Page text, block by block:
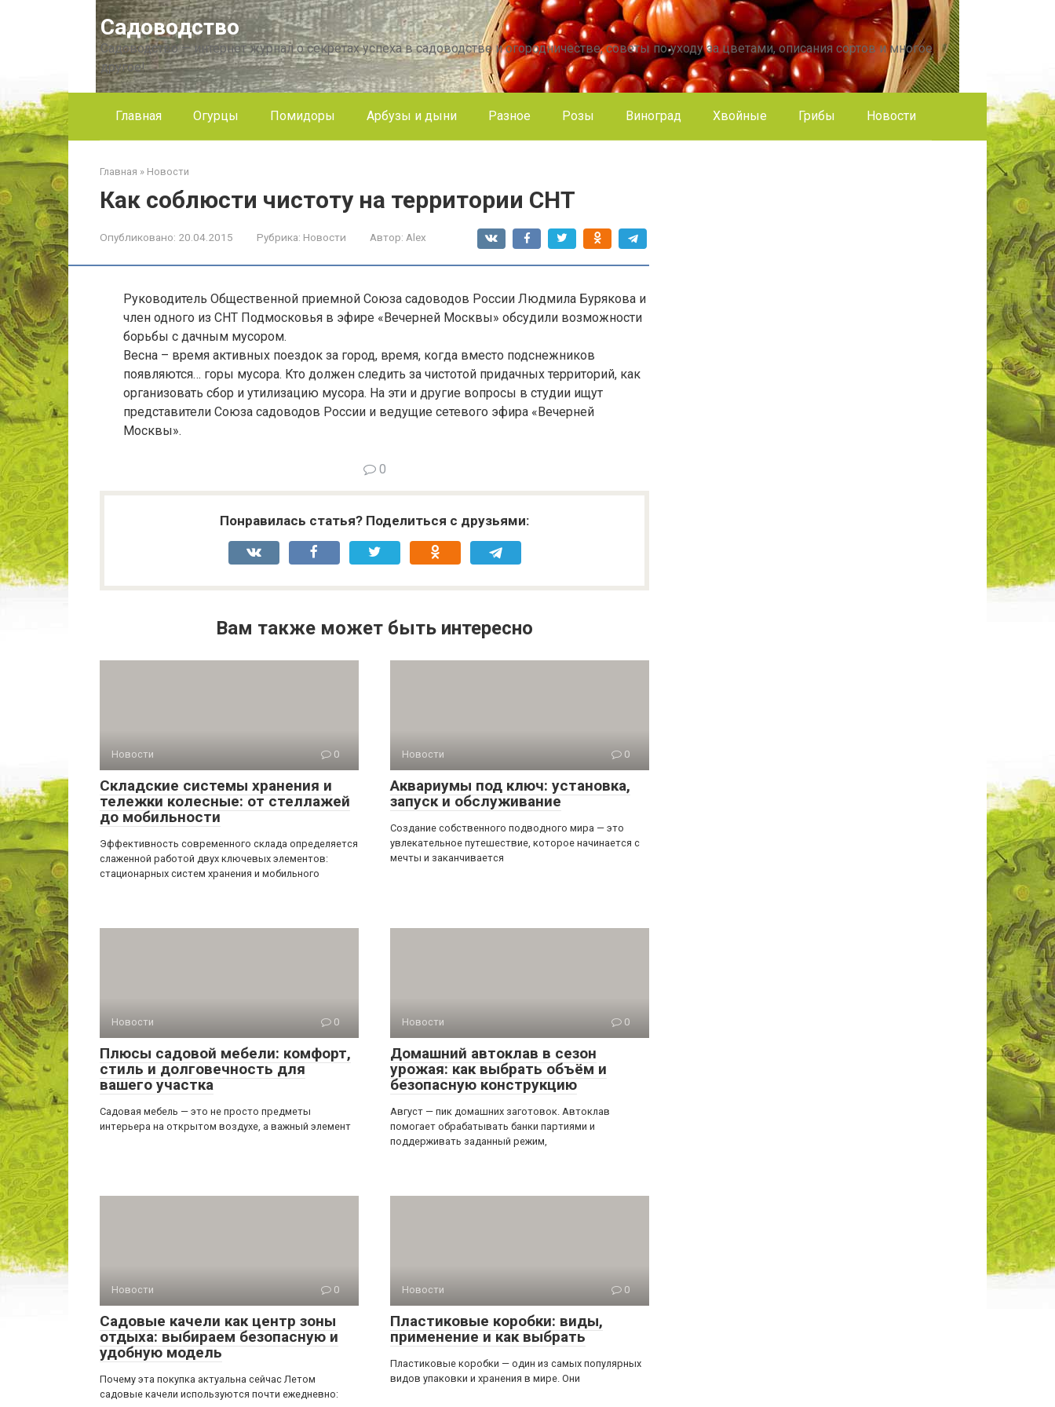
Садоводство
Садоводство — интернет журнал о секретах успеха в садоводстве и огородничестве, советы по уходу за цветами, описания сортов и многое
другое!
Главная Огурцы Помидоры Арбузы и дыни Разное Розы Виноград Хвойные Грибы Новости
Главная » Новости
Как соблюсти чистоту на территории СНТ
Опубликовано: 20.04.2015 Рубрика: Новости Автор: Alex
Руководитель Общественной приемной Союза садоводов России Людмила Бурякова и
член одного из СНТ Подмосковья в эфире «Вечерней Москвы» обсудили возможности
борьбы с дачным мусором.
Весна – время активных поездок за город, время, когда вместо подснежников
появляются… горы мусора. Кто должен следить за чистотой придачных территорий, как
организовать сбор и утилизацию мусора. На эти и другие вопросы в студии ищут
представители Союза садоводов России и ведущие сетевого эфира «Вечерней
Москвы».
0
Понравилась статья? Поделиться с друзьями:
Вам также может быть интересно
Новости 0
Складские системы хранения и
тележки колесные: от стеллажей
до мобильности
Эффективность современного склада определяется
слаженной работой двух ключевых элементов:
стационарных систем хранения и мобильного
Новости 0
Аквариумы под ключ: установка,
запуск и обслуживание
Создание собственного подводного мира — это
увлекательное путешествие, которое начинается с
мечты и заканчивается
Новости 0
Плюсы садовой мебели: комфорт,
стиль и долговечность для
вашего участка
Садовая мебель — это не просто предметы
интерьера на открытом воздухе, а важный элемент
Новости 0
Домашний автоклав в сезон
урожая: как выбрать объём и
безопасную конструкцию
Август — пик домашних заготовок. Автоклав
помогает обрабатывать банки партиями и
поддерживать заданный режим,
Новости 0
Садовые качели как центр зоны
отдыха: выбираем безопасную и
удобную модель
Почему эта покупка актуальна сейчас Летом
садовые качели используются почти ежедневно:
Новости 0
Пластиковые коробки: виды,
применение и как выбрать
Пластиковые коробки — один из самых популярных
видов упаковки и хранения в мире. Они